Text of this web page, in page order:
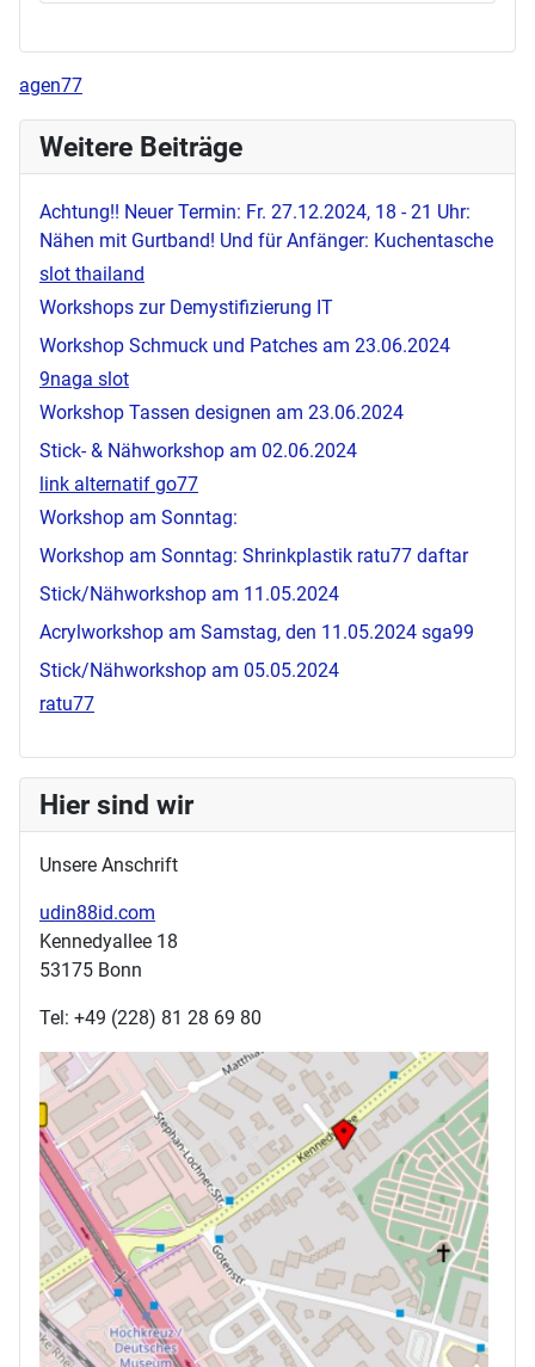
agen77
Weitere Beiträge
Achtung!! Neuer Termin: Fr. 27.12.2024, 18 - 21 Uhr:
Nähen mit Gurtband! Und für Anfänger: Kuchentasche
slot thailand
Workshops zur Demystifizierung IT
Workshop Schmuck und Patches am 23.06.2024
9naga slot
Workshop Tassen designen am 23.06.2024
Stick- & Nähworkshop am 02.06.2024
link alternatif go77
Workshop am Sonntag:
Workshop am Sonntag: Shrinkplastik ratu77 daftar
Stick/Nähworkshop am 11.05.2024
Acrylworkshop am Samstag, den 11.05.2024 sga99
Stick/Nähworkshop am 05.05.2024
ratu77
Hier sind wir
Unsere Anschrift
udin88id.com
Kennedyallee 18
53175 Bonn
Tel: +49 (228) 81 28 69 80